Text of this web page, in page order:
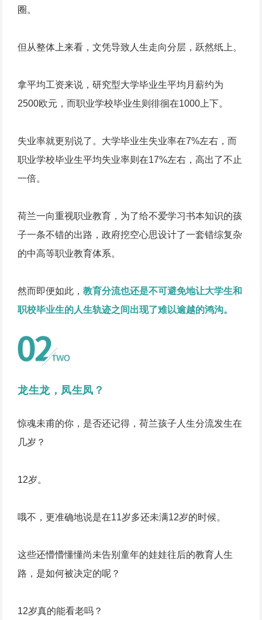
圈。
但从整体上来看，文凭导致人生走向分层，跃然纸上。
拿平均工资来说，研究型大学毕业生平均月薪约为
2500欧元，而职业学校毕业生则徘徊在1000上下。
失业率就更别说了。大学毕业生失业率在7%左右，而
职业学校毕业生平均失业率则在17%左右，高出了不止
一倍。
荷兰一向重视职业教育，为了给不爱学习书本知识的孩
子一条不错的出路，政府挖空心思设计了一套错综复杂
的中高等职业教育体系。
然而即便如此，教育分流也还是不可避免地让大学生和
职校毕业生的人生轨迹之间出现了难以逾越的鸿沟。
龙生龙，凤生凤？
惊魂未甫的你，是否还记得，荷兰孩子人生分流发生在
几岁？
12岁。
哦不，更准确地说是在11岁多还未满12岁的时候。
这些还懵懵懂懂尚未告别童年的娃娃往后的教育人生
路，是如何被决定的呢？
12岁真的能看老吗？